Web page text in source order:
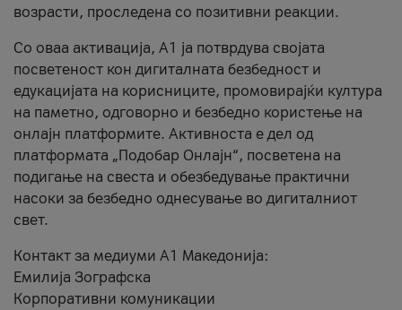
возрасти, проследена со позитивни реакции.
Со оваа активација, А1 ја потврдува својата
посветеност кон дигиталната безбедност и
едукацијата на корисниците, промовирајќи култура
на паметно, одговорно и безбедно користење на
онлајн платформите. Активноста е дел од
платформата „Подобар Онлајн“, посветена на
подигање на свеста и обезбедување практични
насоки за безбедно однесување во дигиталниот
свет.
Контакт за медиуми А1 Македонија:
Емилија Зографска
Корпоративни комуникации